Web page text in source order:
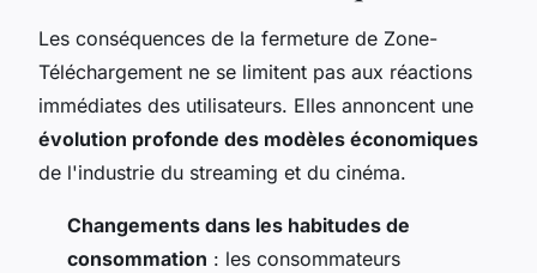
Les conséquences de la fermeture de Zone-
Téléchargement ne se limitent pas aux réactions
immédiates des utilisateurs. Elles annoncent une
évolution profonde des modèles économiques
de l'industrie du streaming et du cinéma.
Changements dans les habitudes de
consommation : les consommateurs